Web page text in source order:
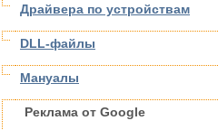
Драйвера по устройствам
DLL-файлы
Мануалы
Реклама от Google